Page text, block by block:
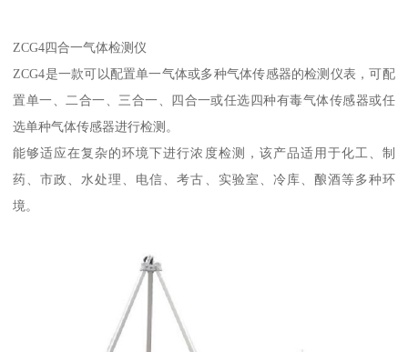
ZCG4四合一气体检测仪
ZCG4是一款可以配置单一气体或多种气体传感器的检测仪表，可配
置单一、二合一、三合一、四合一或任选四种有毒气体传感器或任
选单种气体传感器进行检测。
能够适应在复杂的环境下进行浓度检测，该产品适用于化工、制
药、市政、水处理、电信、考古、实验室、冷库、酿酒等多种环
境。